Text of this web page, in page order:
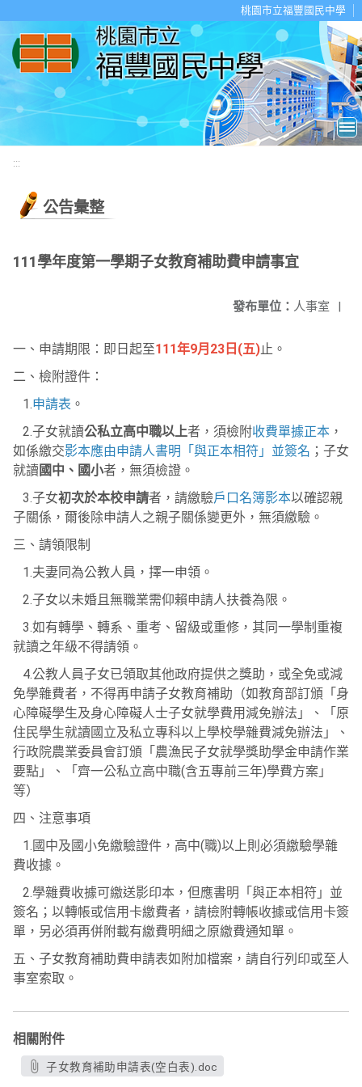
桃園市立福豐國民中學
:::
公告彙整
111學年度第一學期子女教育補助費申請事宜
發布單位： 人事室 |
一、申請期限：即日起至111年9月23日(五)止。
二、檢附證件：
1.申請表 。
2.子女就讀公私立高中職以上者，須檢附收費單據正本 ，
如係繳交影本應由申請人書明「與正本相符」並簽名 ；子女
就讀 國中、國小者，無須檢證。
3.子女初次於本校申請者，請繳驗戶口名簿影本以確認親
子關係，爾後除申請人之親子關係變更外，無須繳驗。
三、請領限制
1.夫妻同為公教人員，擇一申領。
2.子女以未婚且無職業需仰賴申請人扶養為限。
3.如有轉學、轉系、重考、留級或重修，其同一學制重複
就讀之年級不得請領。
4.公教人員子女已領取其他政府提供之獎助，或全免或減
免學雜費者，不得再申請子女教育補助（如教育部訂頒「身
心障礙學生及身心障礙人士子女就學費用減免辦法」、「原
住民學生就讀國立及私立專科以上學校學雜費減免辦法」、
行政院農業委員會訂頒「農漁民子女就學獎助學金申請作業
要點」、「齊一公私立高中職(含五專前三年)學費方案」
等）
四、注意事項
1.國中及國小免繳驗證件，高中(職)以上則必須繳驗學雜
費收據。
2.學雜費收據可繳送影印本，但應書明「與正本相符」並
簽名；以轉帳或信用卡繳費者，請檢附轉帳收據或信用卡簽
單，另必須再併附載有繳費明細之原繳費通知單。
五、子女教育補助費申請表如附加檔案，請自行列印或至人
事室索取。
相關附件
子女教育補助申請表(空白表).doc